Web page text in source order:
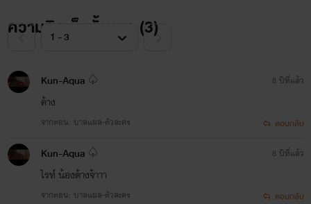
ความคิดเห็นทั้งหมด (3)
Kun-Aqua ♤
ค้าง
จากตอน: บาลแผล-ตัวละคร
8 ปีที่แล้ว
ตอบกลับ
Kun-Aqua ♤
ไรท์ น้องต้างจ้าาา
จากตอน: บาลแผล-ตัวละคร
8 ปีที่แล้ว
ตอบกลับ